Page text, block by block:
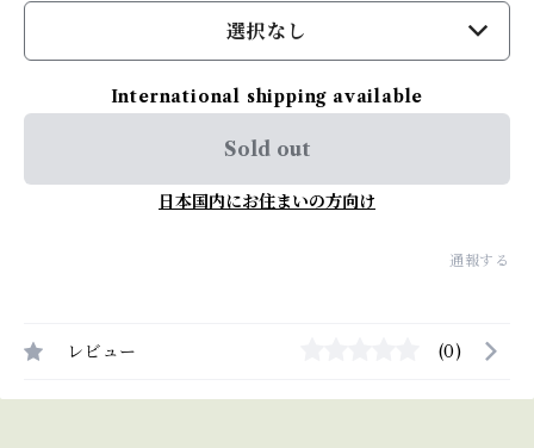
選択なし
International shipping available
Sold out
日本国内にお住まいの方向け
通報する
レビュー (0)